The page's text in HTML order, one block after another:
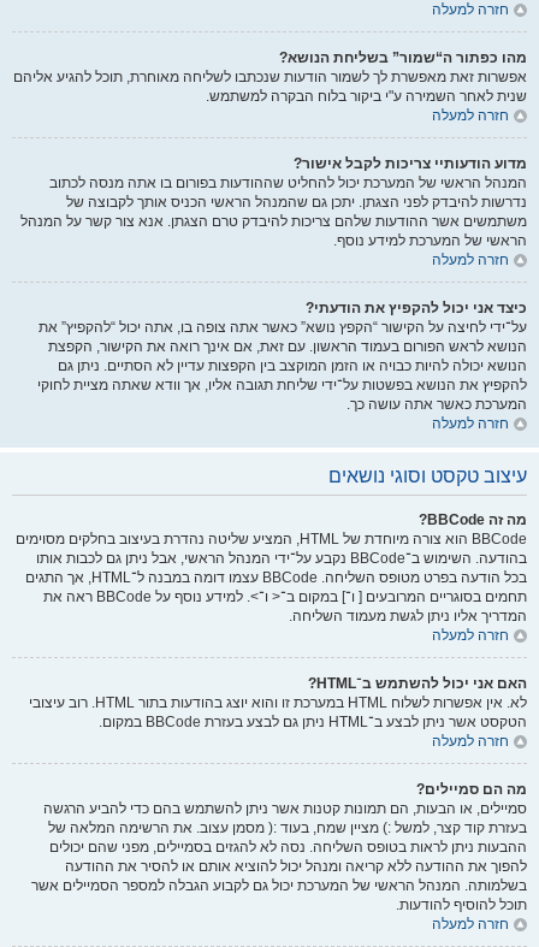
חזרה למעלה
מהו כפתור ה“שמור” בשליחת הנושא?
אפשרות זאת מאפשרת לך לשמור הודעות שנכתבו לשליחה מאוחרת, תוכל להגיע אליהם
שנית לאחר השמירה ע"י ביקור בלוח הבקרה למשתמש.
חזרה למעלה
מדוע הודעותיי צריכות לקבל אישור?
המנהל הראשי של המערכת יכול להחליט שההודעות בפורום בו אתה מנסה לכתוב
נדרשות להיבדק לפני הצגתן. יתכן גם שהמנהל הראשי הכניס אותך לקבוצה של
משתמשים אשר ההודעות שלהם צריכות להיבדק טרם הצגתן. אנא צור קשר על המנהל
הראשי של המערכת למידע נוסף.
חזרה למעלה
כיצד אני יכול להקפיץ את הודעתי?
על־ידי לחיצה על הקישור “הקפץ נושא” כאשר אתה צופה בו, אתה יכול “להקפיץ” את
הנושא לראש הפורום בעמוד הראשון. עם זאת, אם אינך רואה את הקישור, הקפצת
הנושא יכולה להיות כבויה או הזמן המוקצב בין הקפצות עדיין לא הסתיים. ניתן גם
להקפיץ את הנושא בפשטות על־ידי שליחת תגובה אליו, אך וודא שאתה מציית לחוקי
המערכת כאשר אתה עושה כך.
חזרה למעלה
עיצוב טקסט וסוגי נושאים
מה זה BBCode?
BBCode הוא צורה מיוחדת של HTML, המציע שליטה נהדרת בעיצוב בחלקים מסוימים
בהודעה. השימוש ב־BBCode נקבע על־ידי המנהל הראשי, אבל ניתן גם לכבות אותו
בכל הודעה בפרט מטופס השליחה. BBCode עצמו דומה במבנה ל־HTML, אך התגים
תחמים בסוגריים המרובעים [ ו־] במקום ב־< ו־>. למידע נוסף על BBCode ראה את
המדריך אליו ניתן לגשת מעמוד השליחה.
חזרה למעלה
האם אני יכול להשתמש ב־HTML?
לא. אין אפשרות לשלוח HTML במערכת זו והוא יוצג בהודעות בתור HTML. רוב עיצובי
הטקסט אשר ניתן לבצע ב־HTML ניתן גם לבצע בעזרת BBCode במקום.
חזרה למעלה
מה הם סמיילים?
סמיילים, או הבעות, הם תמונות קטנות אשר ניתן להשתמש בהם כדי להביע הרגשה
בעזרת קוד קצר, למשל :) מציין שמח, בעוד :( מסמן עצוב. את הרשימה המלאה של
ההבעות ניתן לראות בטופס השליחה. נסה לא להגזים בסמיילים, מפני שהם יכולים
להפוך את ההודעה ללא קריאה ומנהל יכול להוציא אותם או להסיר את ההודעה
בשלמותה. המנהל הראשי של המערכת יכול גם לקבוע הגבלה למספר הסמיילים אשר
תוכל להוסיף להודעות.
חזרה למעלה